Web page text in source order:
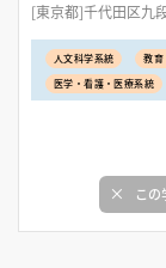
[東京都]千代田区九
人文科学系統 教育
医学・看護・医療系統
こ